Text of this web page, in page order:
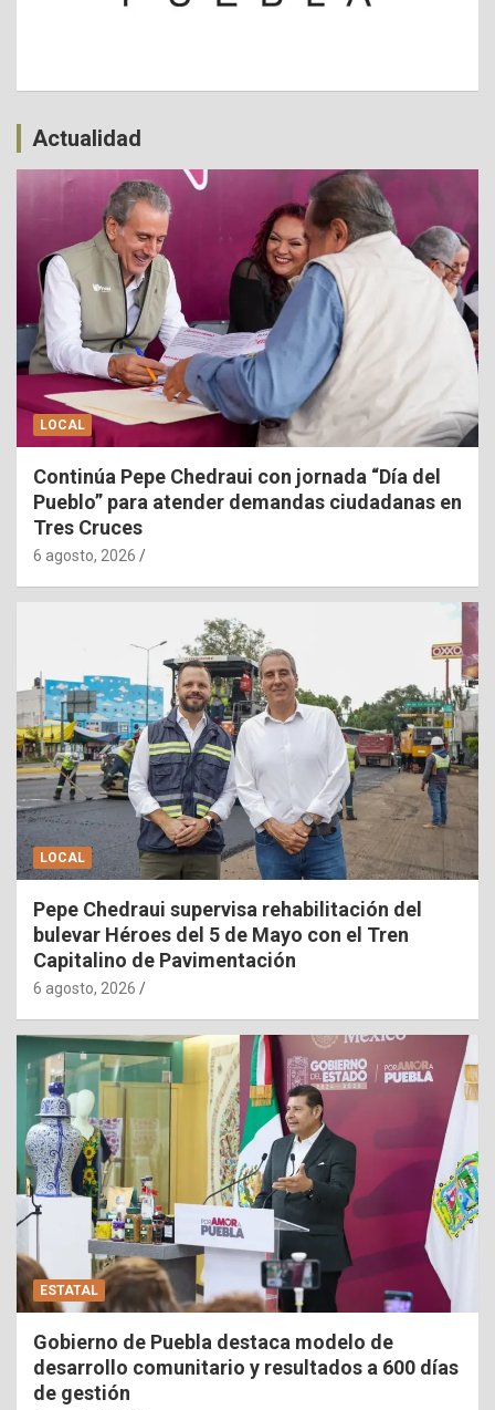
Actualidad
LOCAL
Continúa Pepe Chedraui con jornada “Día del
Pueblo” para atender demandas ciudadanas en
Tres Cruces
6 agosto, 2026
LOCAL
Pepe Chedraui supervisa rehabilitación del
bulevar Héroes del 5 de Mayo con el Tren
Capitalino de Pavimentación
6 agosto, 2026
ESTATAL
Gobierno de Puebla destaca modelo de
desarrollo comunitario y resultados a 600 días
de gestión